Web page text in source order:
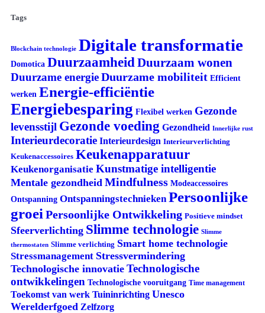
Tags
Blockchain technologie Digitale transformatie
Domotica Duurzaamheid Duurzaam wonen
Duurzame energieDuurzame mobiliteit Efficient
werken Energie-efficiëntie
Energiebesparing Flexibel werken Gezonde
levensstijl Gezonde voeding Gezondheid Innerlijke rust
Interieurdecoratie Interieurdesign Interieurverlichting
Keukenaccessoires Keukenapparatuur
Keukenorganisatie Kunstmatige intelligentie
Mentale gezondheid Mindfulness Modeaccessoires
Ontspanning Ontspanningstechnieken Persoonlijke
groei Persoonlijke Ontwikkeling Positieve mindset
Sfeerverlichting Slimme technologie Slimme
thermostaten Slimme verlichting Smart home technologie
Stressmanagement Stressvermindering
Technologische innovatie Technologische
ontwikkelingen Technologische vooruitgang Time management
Toekomst van werk Tuininrichting Unesco
Werelderfgoed Zelfzorg